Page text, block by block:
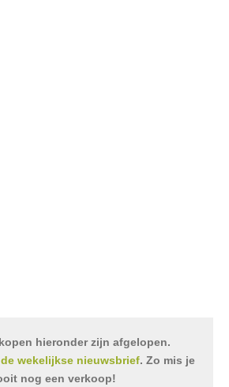
hieronder zijn afgelopen.
wekelijkse nieuwsbrief. Zo mis je
nog een verkoop!